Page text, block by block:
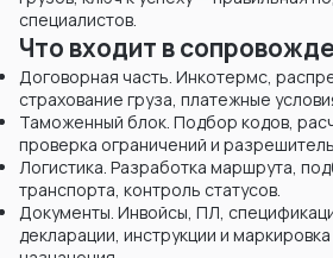
специалистов.
Что входит в
Договорная часть. Инкотермс,
страхование груза, платежные
Таможенный блок. Подбор кодов,
проверка ограничений и
Логистика. Разработка маршрута,
транспорта, контроль статусов.
Документы. Инвойсы, ПЛ,
декларации, инструкции и